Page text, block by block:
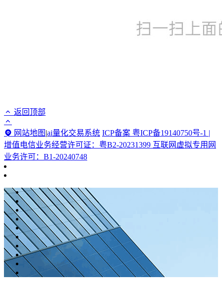
返回顶部
网站地图 |ai量化交易系统 ICP备案 粤ICP备19140750号-1 |
增值电信业务经营许可证：粤B2-20231399 互联网虚拟专用网
业务许可：B1-20240748